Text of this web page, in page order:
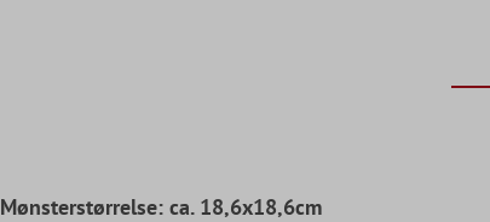
Mønsterstørrelse: ca. 18,6x18,6cm